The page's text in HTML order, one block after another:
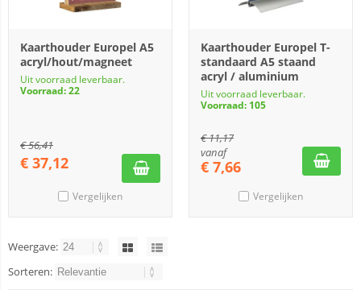
Kaarthouder Europel A5
acryl/hout/magneet
Uit voorraad leverbaar.
Voorraad: 22
€56,41
€ 37,12
Vergelijken
Kaarthouder Europel T-
standaard A5 staand
acryl / aluminium
Uit voorraad leverbaar.
Voorraad: 105
€11,17
vanaf
€ 7,66
Vergelijken
Weergave:
Sorteren: